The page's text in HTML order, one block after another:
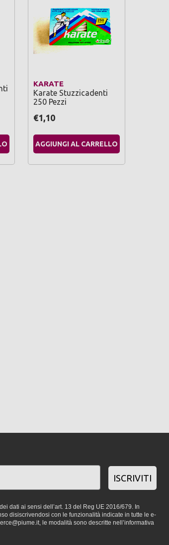
KARATE
Karate Stuzzicadenti
250 Pezzi
€1,10
AGGIUNGI AL CARRELLO
ISCRIVITI
dati ai sensi dell’art. 13 del Reg UE 2016/679. In
disiscrivendosi con le funzionalità indicate in tutte le e-
le modalità sono descritte nell’informativa